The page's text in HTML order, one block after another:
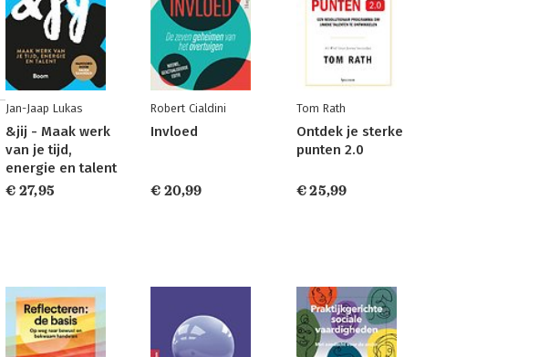
Jan-Jaap Lukas
&jij - Maak werk
van je tijd,
energie en talent
€ 27,95
Robert Cialdini
Invloed
€ 20,99
Tom Rath
Ontdek je sterke
punten 2.0
€ 25,99